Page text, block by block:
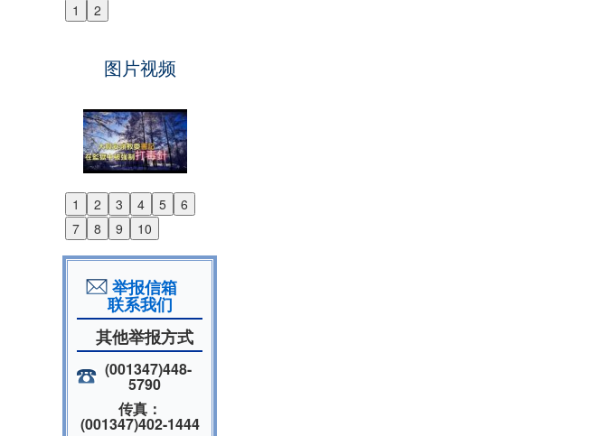
1 2
Previous
图片视频
1 2 3 4 5
6
7
8 9 10
Previous
Next
举报信箱
联系我们
其他举报方式
(001347)448-
5790
传真：
(001347)402-1444